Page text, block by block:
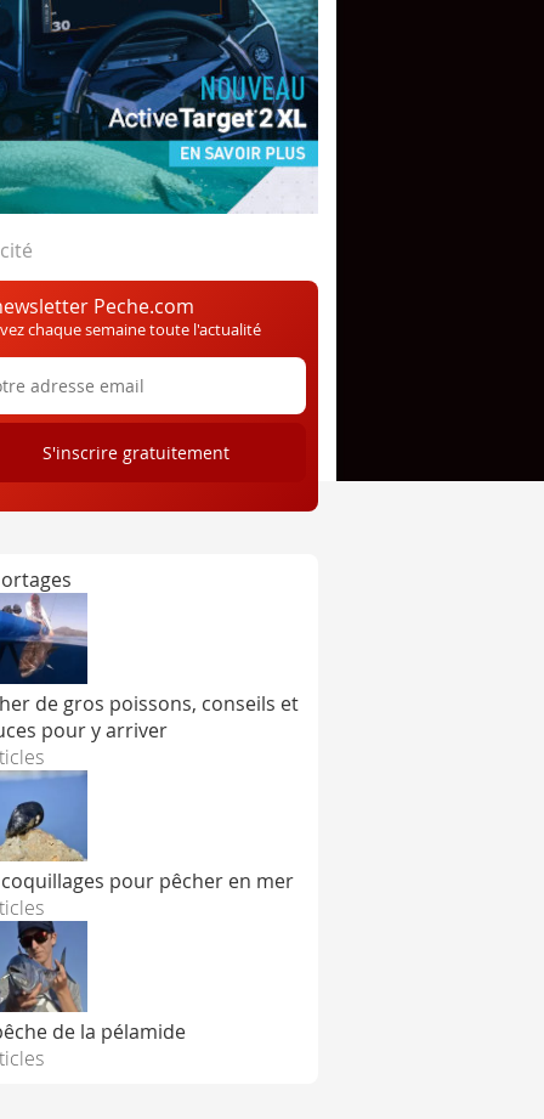
Peche.com
chaque semaine toute l'actualité
de gros poissons, conseils et
pour y arriver
pour pêcher en mer
de la pélamide